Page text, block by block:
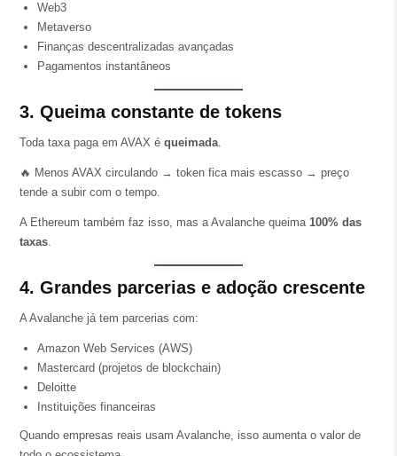
Web3
Metaverso
Finanças descentralizadas avançadas
Pagamentos instantâneos
3. Queima constante de tokens
Toda taxa paga em AVAX é queimada.
🔥 Menos AVAX circulando → token fica mais escasso → preço
tende a subir com o tempo.
A Ethereum também faz isso, mas a Avalanche queima 100% das
taxas.
4. Grandes parcerias e adoção crescente
A Avalanche já tem parcerias com:
Amazon Web Services (AWS)
Mastercard (projetos de blockchain)
Deloitte
Instituições financeiras
Quando empresas reais usam Avalanche, isso aumenta o valor de